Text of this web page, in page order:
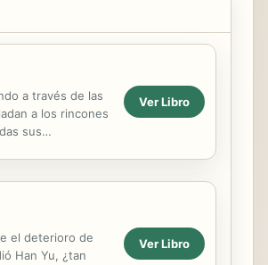
a través de las
a los rincones
sus
Ver Libro
el deterioro de
Han Yu, ¿tan
Ver Libro